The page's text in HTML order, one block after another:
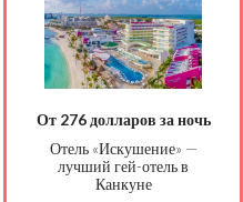
От 276 долларов за ночь
Отель «Искушение» —
лучший гей-отель в
Канкуне